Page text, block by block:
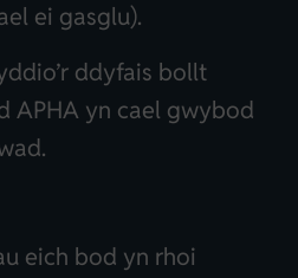
ei gasglu).
ddyfais bollt
APHA yn cael gwybod
eich bod yn rhoi